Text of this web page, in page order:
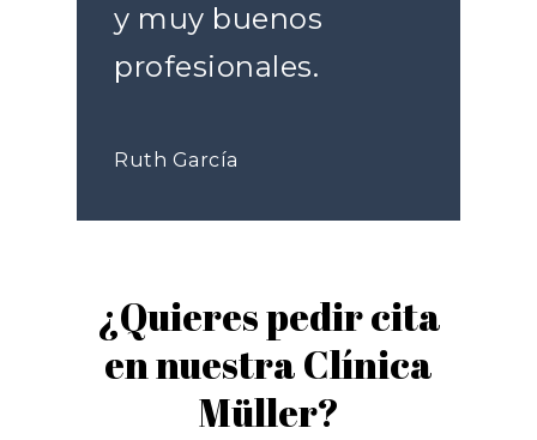
y muy buenos
profesionales.
Ruth García
¿Quieres pedir cita
en nuestra Clínica
Müller?